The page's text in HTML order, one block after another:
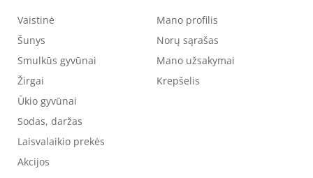
Vaistinė
Šunys
Smulkūs gyvūnai
Žirgai
Ūkio gyvūnai
Sodas, daržas
Laisvalaikio prekės
Akcijos
Mano profilis
Norų sąrašas
Mano užsakymai
Krepšelis